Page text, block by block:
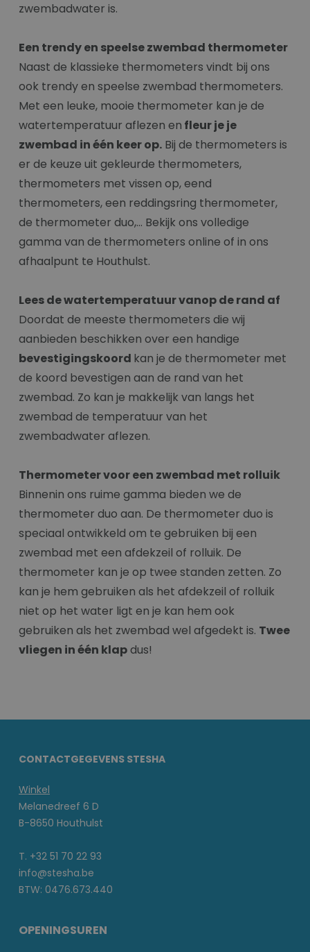
zwembadwater is.
Een trendy en speelse zwembad thermometer
Naast de klassieke thermometers vindt bij ons
ook trendy en speelse zwembad thermometers.
Met een leuke, mooie thermometer kan je de
watertemperatuur aflezen en fleur je je
zwembad in één keer op. Bij de thermometers is
er de keuze uit gekleurde thermometers,
thermometers met vissen op, eend
thermometers, een reddingsring thermometer,
de thermometer duo,... Bekijk ons volledige
gamma van de thermometers online of in ons
afhaalpunt te Houthulst.
Lees de watertemperatuur vanop de rand af
Doordat de meeste thermometers die wij
aanbieden beschikken over een handige
bevestigingskoord kan je de thermometer met
de koord bevestigen aan de rand van het
zwembad. Zo kan je makkelijk van langs het
zwembad de temperatuur van het
zwembadwater aflezen.
Thermometer voor een zwembad met rolluik
Binnenin ons ruime gamma bieden we de
thermometer duo aan. De thermometer duo is
speciaal ontwikkeld om te gebruiken bij een
zwembad met een afdekzeil of rolluik. De
thermometer kan je op twee standen zetten. Zo
kan je hem gebruiken als het afdekzeil of rolluik
niet op het water ligt en je kan hem ook
gebruiken als het zwembad wel afgedekt is. Twee
vliegen in één klapdus!
CONTACTGEGEVENS STESHA
Winkel
Melanedreef 6 D
B-8650 Houthulst
T. +32 51 70 22 93
info@stesha.be
BTW: 0476.673.440
OPENINGSUREN